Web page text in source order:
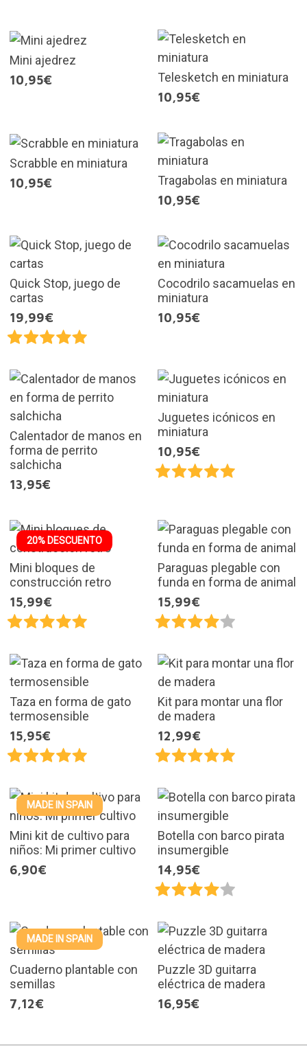
Mini ajedrez
10,95€
Telesketch en miniatura
10,95€
Scrabble en miniatura
10,95€
Tragabolas en miniatura
10,95€
Quick Stop, juego de
cartas
19,99€
Cocodrilo sacamuelas en
miniatura
10,95€
Calentador de manos en
forma de perrito
salchicha
13,95€
Juguetes icónicos en
miniatura
10,95€
20% DESCUENTO
Mini bloques de
construcción retro
15,99€
Paraguas plegable con
funda en forma de animal
15,99€
Taza en forma de gato
termosensible
15,95€
Kit para montar una flor
de madera
12,99€
MADE IN SPAIN
Mini kit de cultivo para
niños: Mi primer cultivo
6,90€
Botella con barco pirata
insumergible
14,95€
MADE IN SPAIN
Cuaderno plantable con
semillas
7,12€
Puzzle 3D guitarra
eléctrica de madera
16,95€